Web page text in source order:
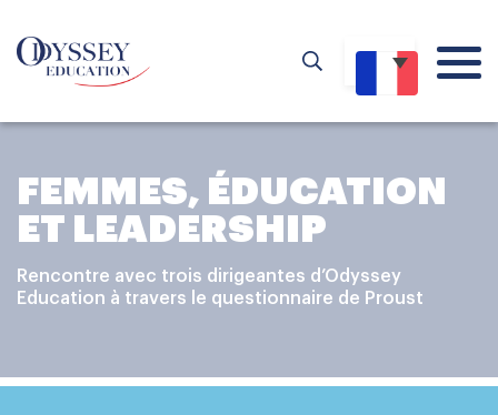
FEMMES, ÉDUCATION
ET LEADERSHIP
Rencontre avec trois dirigeantes d’Odyssey
Education à travers le questionnaire de Proust